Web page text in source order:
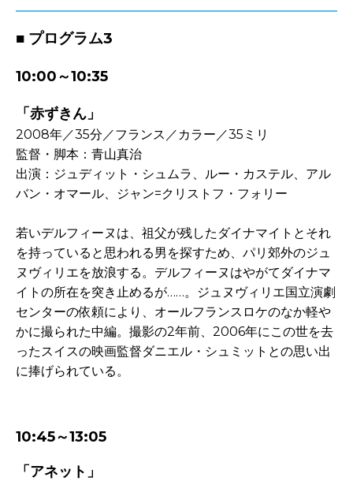
■ プログラム3
10:00～10:35
「赤ずきん」
2008年／35分／フランス／カラー／35ミリ
監督・脚本：青山真治
出演：ジュディット・シュムラ、ルー・カステル、アル
バン・オマール、ジャン=クリストフ・フォリー
若いデルフィーヌは、祖父が残したダイナマイトとそれ
を持っていると思われる男を探すため、パリ郊外のジュ
ヌヴィリエを放浪する。デルフィーヌはやがてダイナマ
イトの所在を突き止めるが……。ジュヌヴィリエ国立演劇
センターの依頼により、オールフランスロケのなか軽や
かに撮られた中編。撮影の2年前、2006年にこの世を去
ったスイスの映画監督ダニエル・シュミットとの思い出
に捧げられている。
10:45～13:05
「アネット」